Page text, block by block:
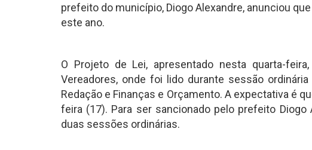
prefeito do município, Diogo Alexandre, anunciou
este ano.
O Projeto de Lei, apresentado nesta quarta-
Vereadores, onde foi lido durante sessão
Redação e Finanças e Orçamento. A expectativa é
feira (17). Para ser sancionado pelo prefeito
duas sessões ordinárias.